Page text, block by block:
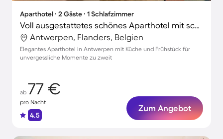
Aparthotel ∙ 2 Gäste ∙ 1 Schlafzimmer
Voll ausgestattetes schönes Aparthotel mit schnellem Internet | Bahnhof Antwerpen-Centraal in der Nähe | Stadtblick | Perfekt für die Arbeit von Zuhause
Antwerpen, Flanders, Belgien
Elegantes Aparthotel in Antwerpen mit Küche und Frühstück für
unvergessliche Momente zu zweit
ab 77 €
pro Nacht
4.5
Zum Angebot